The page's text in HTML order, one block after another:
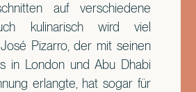
auf verschiedene
kulinarisch wird viel
Pizarro, der mit seinen
in London und Abu Dhabi
erlangte, hat sogar für